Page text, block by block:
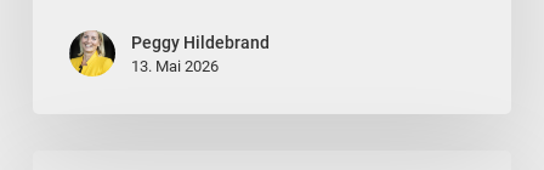
Neustadt-
Glewe
Peggy Hildebrand
13. Mai 2026